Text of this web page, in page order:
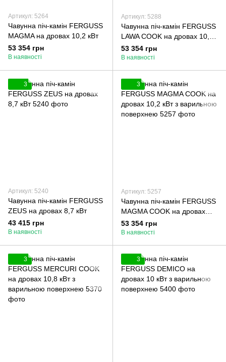
Артикул: 5264
Чавунна піч-камін FERGUSS
MAGMA на дровах 10,2 кВт
53 354 грн
В наявності
Артикул: 5288
Чавунна піч-камін FERGUSS
LAWA COOK на дровах 10,2
кВт з варильною поверхнею
53 354 грн
В наявності
3
Артикул: 5240
Чавунна піч-камін FERGUSS
ZEUS на дровах 8,7 кВт
43 415 грн
В наявності
3
Артикул: 5257
Чавунна піч-камін FERGUSS
MAGMA COOK на дровах
10,2 кВт з варильною
поверхнею
53 354 грн
В наявності
3 3